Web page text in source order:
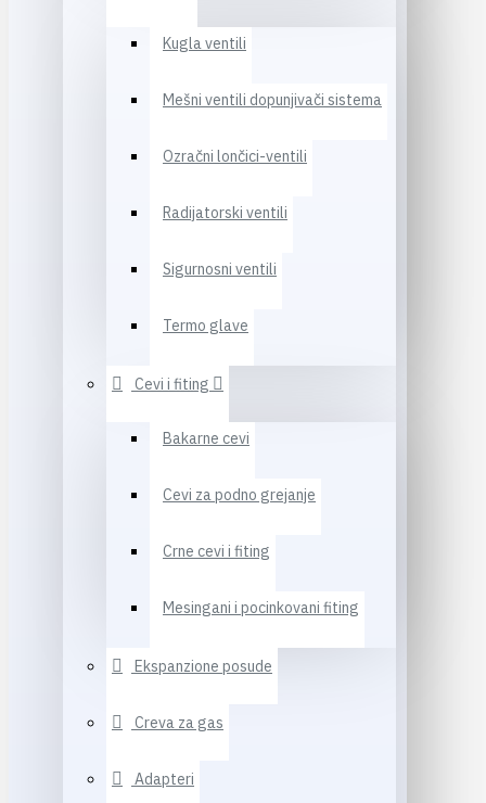
Kugla ventili
Mešni ventili dopunjivači sistema
Ozračni lončici-ventili
Radijatorski ventili
Sigurnosni ventili
Termo glave
Cevi i fiting
Bakarne cevi
Cevi za podno grejanje
Crne cevi i fiting
Mesingani i pocinkovani fiting
Ekspanzione posude
Creva za gas
Adapteri